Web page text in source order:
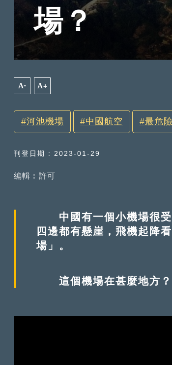
場？
A- A+
河池機場 中國航空 最危
刊登日期 : 2023-01-29
編輯︰許可
中國有一個小機場很受
四邊都有懸崖，飛機起降
場」。
這個機場在甚麼地方？